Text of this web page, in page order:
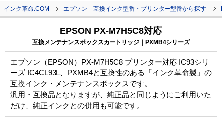
インク革命.COM エプソン 互換インク型番・プリンター型番から探す
EPSON PX-M7H5C8対応
互換メンテナンスボックスカートリッジ｜PXMB4シリーズ
エプソン（EPSON）PX-M7H5C8 プリンター対応 IC93シリ
ーズ IC4CL93L、PXMB4と互換性のある「インク革命製」の
互換インク・メンテナンスボックスです。
汎用・互換品となりますが、純正品と同じようにご利用いた
だけ、純正インクとの併用も可能です。